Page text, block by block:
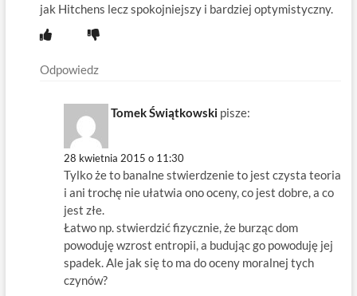
jak Hitchens lecz spokojniejszy i bardziej optymistyczny.
Odpowiedz
Tomek Świątkowski pisze:
28 kwietnia 2015 o 11:30
Tylko że to banalne stwierdzenie to jest czysta teoria
i ani trochę nie ułatwia ono oceny, co jest dobre, a co
jest złe.
Łatwo np. stwierdzić fizycznie, że burząc dom
powoduję wzrost entropii, a budując go powoduję jej
spadek. Ale jak się to ma do oceny moralnej tych
czynów?